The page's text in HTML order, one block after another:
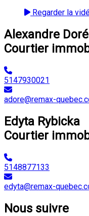
Regarder la
Alexandre Doré
Courtier
5147930021
adore@remax-
Edyta Rybicka
Courtier
5148877133
edyta@remax-
Nous suivre